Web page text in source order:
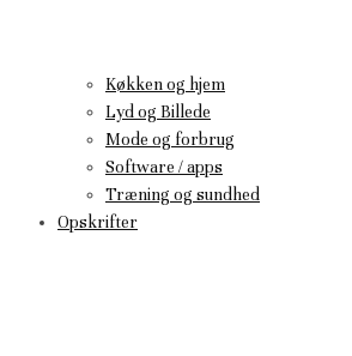
Køkken og hjem
Lyd og Billede
Mode og forbrug
Software / apps
Træning og sundhed
Opskrifter